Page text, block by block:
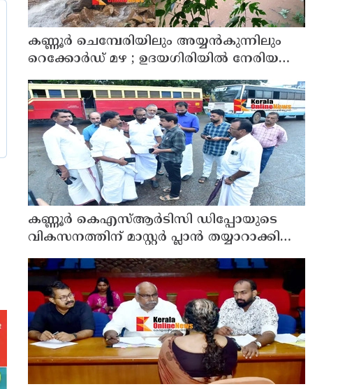
കണ്ണൂർ ചെമ്പേരിയിലും അയ്യൻകുന്നിലും
റെക്കോർഡ് മഴ ; ഉദയഗിരിയിൽ നേരിയ
ഉരുൾപൊട്ടൽ; 13 പേരെ ക്യാമ്പിലേക്ക് മാറ്റി
കണ്ണൂർ കെഎസ്ആർടിസി ഡിപ്പോയുടെ
വികസനത്തിന് മാസ്റ്റർ പ്ലാൻ തയ്യാറാക്കി
സമർപ്പിക്കും : ടി ഒ മോഹനൻ എം എൽ എ